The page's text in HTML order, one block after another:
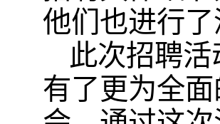
他们也进行
此次招聘
有了更为全